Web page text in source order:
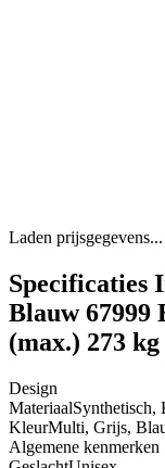
Laden prijsgegevens...
Specificaties
Blauw 67999
(max.) 273 kg
Design
MateriaalSynthetisch,
KleurMulti, Grijs,
Algemene kenmerken